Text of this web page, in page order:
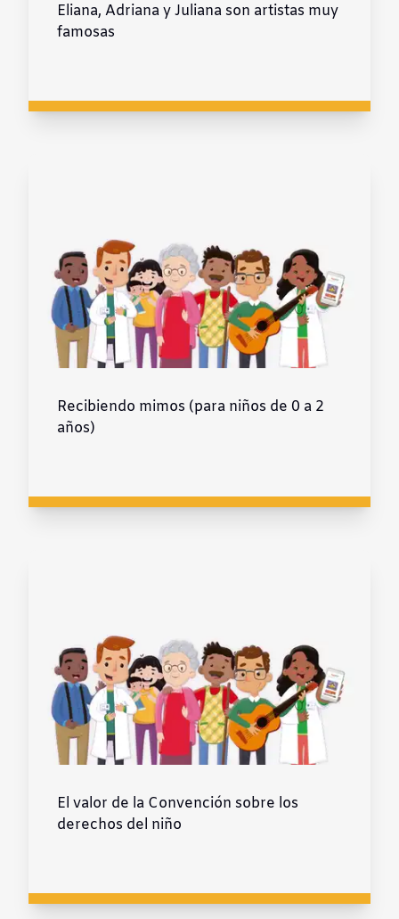
Eliana, Adriana y Juliana son artistas muy
famosas
Recibiendo mimos (para niños de 0 a 2
años)
El valor de la Convención sobre los
derechos del niño